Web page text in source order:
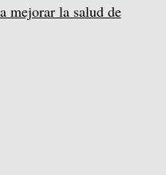
mejorar la salud de